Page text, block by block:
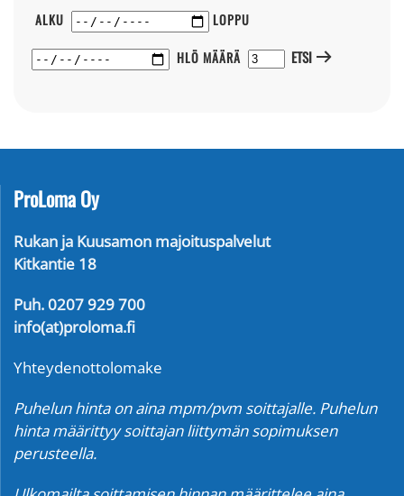
ALKU
LOPPU
HLÖ MÄÄRÄ
ETSI
ProLoma Oy
Rukan ja Kuusamon majoituspalvelut
Kitkantie 18
Puh. 0207 929 700
info(at)proloma.fi
Yhteydenottolomake
Puhelun hinta on aina mpm/pvm soittajalle. Puhelun
hinta määrittyy soittajan liittymän sopimuksen
perusteella.